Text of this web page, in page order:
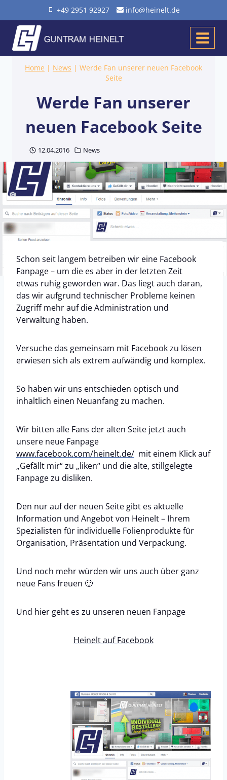
Inhalt
springen
+49 2951 92927 info@heinelt.de
Home | News | Werde Fan unserer neuen Facebook
Seite
Werde Fan unserer
neuen Facebook Seite
12.04.2016 News
Schon seit langem betreiben wir eine Facebook
Fanpage – um die es aber in der letzten Zeit
etwas ruhig geworden war. Das liegt auch daran,
das wir aufgrund technischer Probleme keinen
Zugriff mehr auf die Administration und
Verwaltung haben.
Versuche das gemeinsam mit Facebook zu lösen
erwiesen sich als extrem aufwändig und komplex.
So haben wir uns entschieden optisch und
inhaltlich einen Neuanfang zu machen.
Wir bitten alle Fans der alten Seite jetzt auch
unsere neue Fanpage
www.facebook.com/heinelt.de/ mit einem Klick auf
„Gefällt mir“ zu „liken“ und die alte, stillgelegte
Fanpage zu disliken.
Den nur auf der neuen Seite gibt es aktuelle
Information und Angebot von Heinelt – Ihrem
Spezialisten für individuelle Folienprodukte für
Organisation, Präsentation und Verpackung.
Und noch mehr würden wir uns auch über ganz
neue Fans freuen 🙂
Und hier geht es zu unseren neuen Fanpage
Heinelt auf Facebook